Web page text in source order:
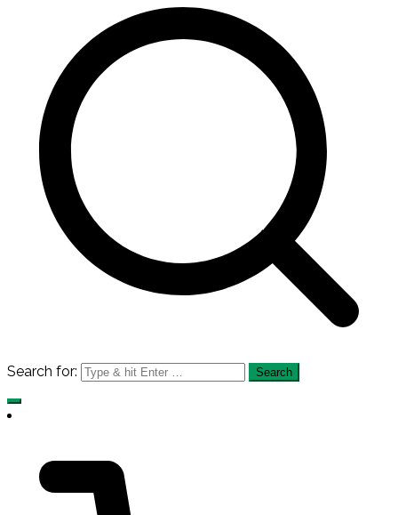
Search for: